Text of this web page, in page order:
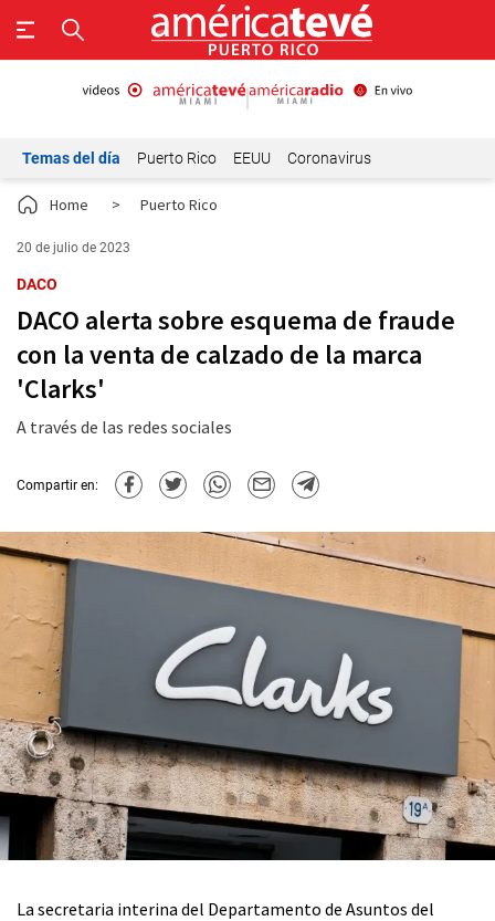
Temas del día Puerto Rico EEUU Coronavirus
Home > Puerto Rico
20 de julio de 2023
DACO
DACO alerta sobre esquema de fraude
con la venta de calzado de la marca
'Clarks'
A través de las redes sociales
Compartir en:
La secretaria interina del Departamento de Asuntos del